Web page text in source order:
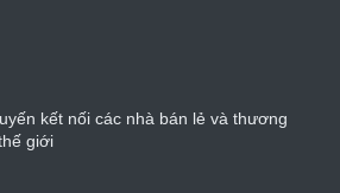
kết nối các nhà bán lẻ và thương
giới